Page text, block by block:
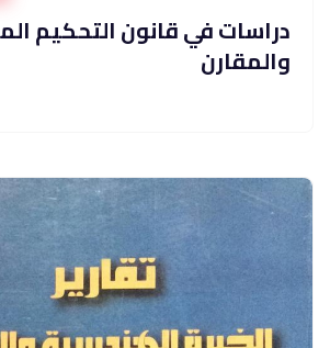
دراسات في قانون التحكيم
والمقارن